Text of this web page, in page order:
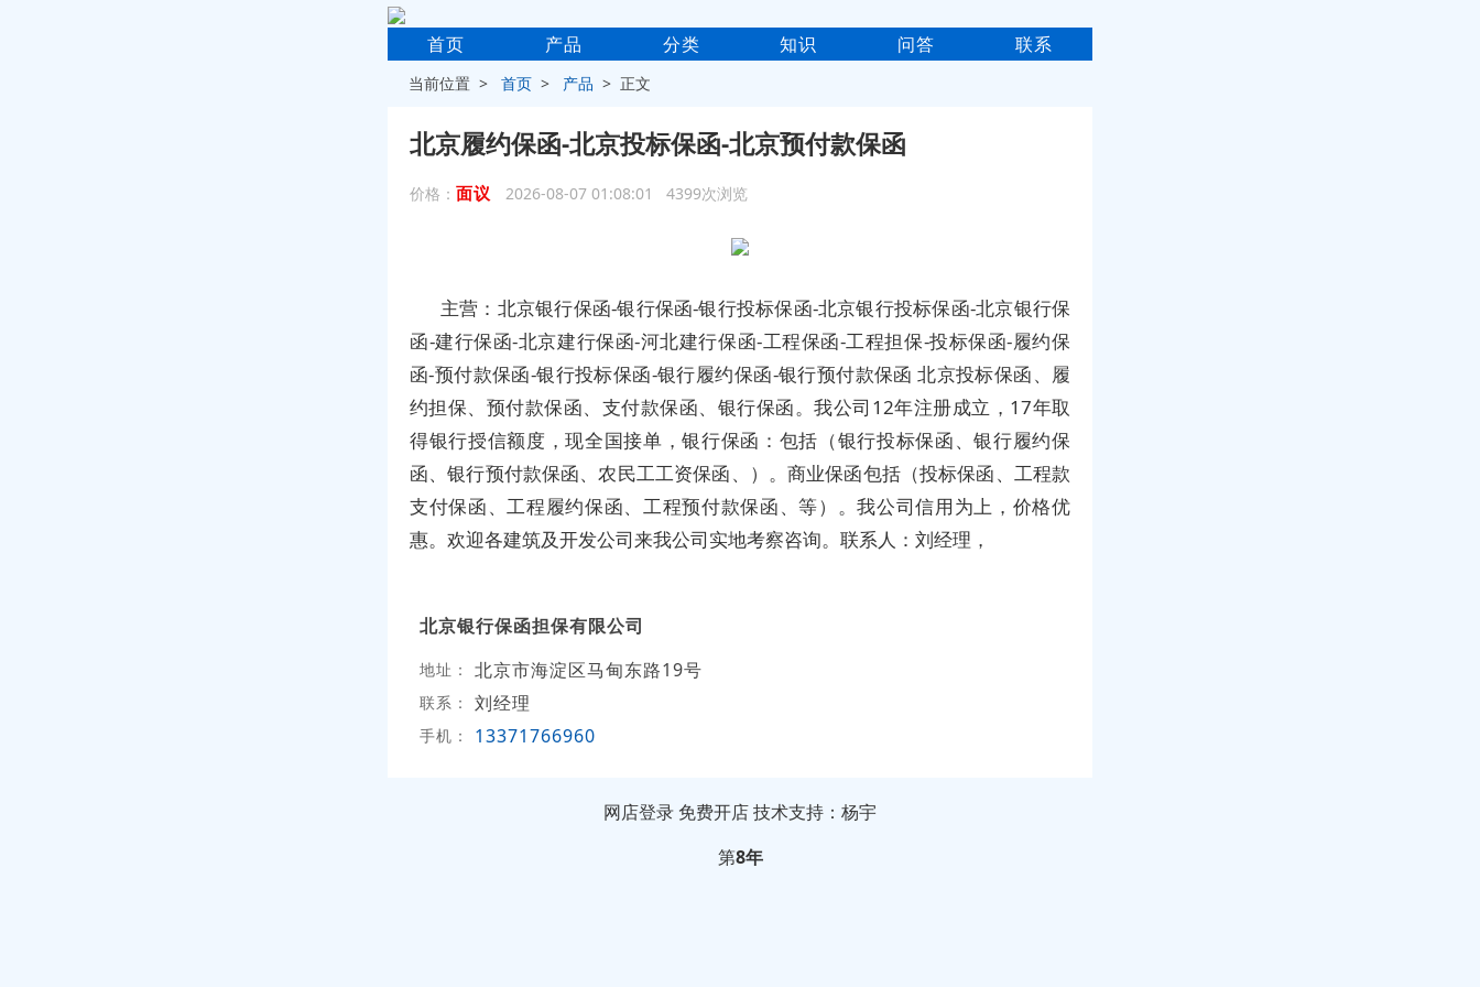
首页 产品 分类 知识 问答 联系
当前位置 >首页 > 产品 > 正文
北京履约保函-北京投标保函-北京预付款保函
价格： 面议 2026-08-07 01:08:01 4399次浏览
主营：北京银行保函-银行保函-银行投标保函-北京银行投标保函-北京银行保
函-建行保函-北京建行保函-河北建行保函-工程保函-工程担保-投标保函-履约保
函-预付款保函-银行投标保函-银行履约保函-银行预付款保函 北京投标保函、履
约担保、预付款保函、支付款保函、银行保函。我公司12年注册成立，17年取
得银行授信额度，现全国接单，银行保函：包括（银行投标保函、银行履约保
函、银行预付款保函、农民工工资保函、）。商业保函包括（投标保函、工程款
支付保函、工程履约保函、工程预付款保函、等）。我公司信用为上，价格优
惠。欢迎各建筑及开发公司来我公司实地考察咨询。联系人：刘经理，
北京银行保函担保有限公司
地址： 北京市海淀区马甸东路19号
联系： 刘经理
手机： 13371766960
网店登录 免费开店技术支持：杨宇
第8年